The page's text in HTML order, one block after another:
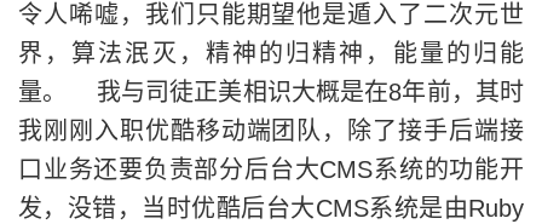
令人唏嘘，我们只能期望他是遁入了二次元世
界，算法泯灭，精神的归精神，能量的归能
量。 我与司徒正美相识大概是在8年前，其时
我刚刚入职优酷移动端团队，除了接手后端接
口业务还要负责部分后台大CMS系统的功能开
发，没错，当时优酷后台大CMS系统是由Ruby